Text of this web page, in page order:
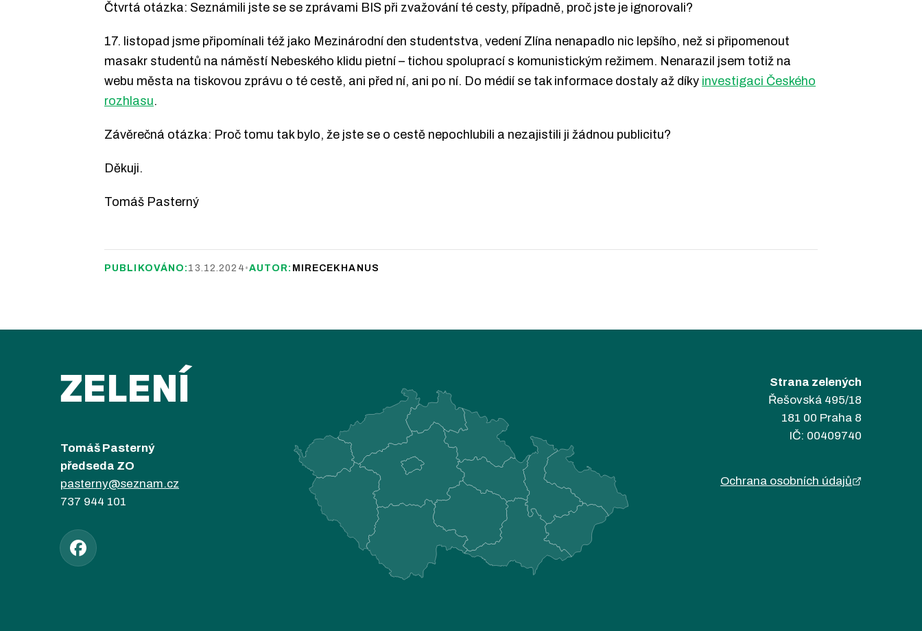
Čtvrtá otázka: Seznámili jste se se zprávami BIS při zvažování té cesty, případně, proč jste je ignorovali?
17. listopad jsme připomínali též jako Mezinárodní den studentstva, vedení Zlína nenapadlo nic lepšího, než si připomenout
masakr studentů na náměstí Nebeského klidu pietní – tichou spoluprací s komunistickým režimem. Nenarazil jsem totiž na
webu města na tiskovou zprávu o té cestě, ani před ní, ani po ní. Do médií se tak informace dostaly až díky investigaci Českého
rozhlasu.
Závěrečná otázka: Proč tomu tak bylo, že jste se o cestě nepochlubili a nezajistili ji žádnou publicitu?
Děkuji.
Tomáš Pasterný
PUBLIKOVÁNO: 13.12.2024 •AUTOR: MIRECEKHANUS
ZELENÍ
Tomáš Pasterný
předseda ZO
pasterny@seznam.cz
737 944 101
Strana zelených
Řešovská 495/18
181 00 Praha 8
IČ: 00409740
Ochrana osobních údajů